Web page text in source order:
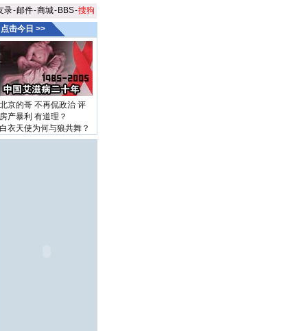
录-邮件-商城- BBS-搜狗
点击今日 >>
北京的哥 不再侃政治 评
房产暴利 有道理？
白衣天使为何与狼共舞？